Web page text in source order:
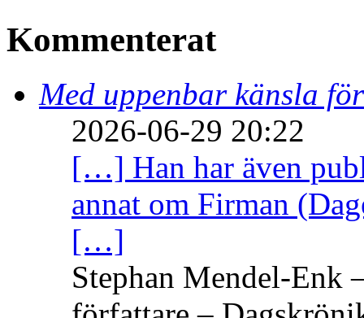
Kommenterat
Med uppenbar känsla
2026-06-29 20:22
[…] Han har även
annat om Firman
[…]
Stephan Mendel-Enk